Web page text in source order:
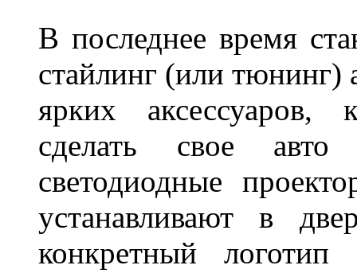
В последнее время
стайлинг (или тюнинг)
ярких аксессуаров,
сделать свое
светодиодные
устанавливают в
конкретный логотип